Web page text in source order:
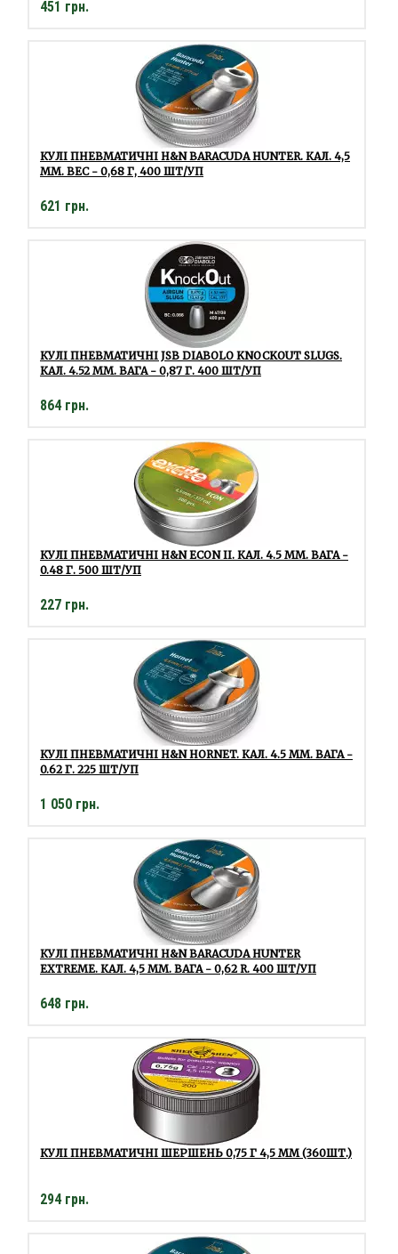
451 грн.
КУЛІ ПНЕВМАТИЧНІ H&N BARACUDA HUNTER. КАЛ. 4,5
ММ. ВЕС - 0,68 Г, 400 ШТ/УП
621 грн.
КУЛІ ПНЕВМАТИЧНІ JSB DIABOLO KNOCKOUT SLUGS.
КАЛ. 4.52 ММ. ВАГА - 0,87 Г. 400 ШТ/УП
864 грн.
КУЛІ ПНЕВМАТИЧНІ H&N ECON II. КАЛ. 4.5 ММ. ВАГА -
0.48 Г. 500 ШТ/УП
227 грн.
КУЛІ ПНЕВМАТИЧНІ H&N HORNET. КАЛ. 4.5 ММ. ВАГА -
0.62 Г. 225 ШТ/УП
1 050 грн.
КУЛІ ПНЕВМАТИЧНІ H&N BARACUDA HUNTER
EXTREME. КАЛ. 4,5 ММ. ВАГА - 0,62 R. 400 ШТ/УП
648 грн.
КУЛІ ПНЕВМАТИЧНІ ШЕРШЕНЬ 0,75 Г 4,5 ММ (360ШТ.)
294 грн.